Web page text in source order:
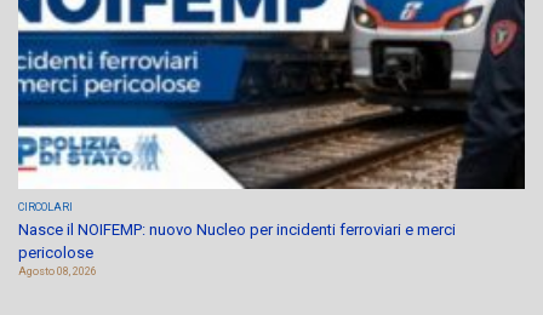
CIRCOLARI
Nasce il NOIFEMP: nuovo Nucleo per incidenti ferroviari e merci
pericolose
Agosto 08, 2026